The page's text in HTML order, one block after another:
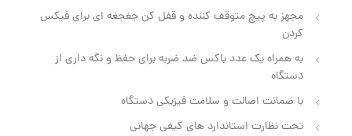
مجهز به پیچ متوقف کننده و قفل کن جغجغه ای برای فیکس
کردن
به همراه یک عدد باکس ضد ضربه برای حفظ و نگه داری از
دستگاه
با ضمانت اصالت و سلامت فیزیکی دستگاه
تحت نظارت استاندارد های کیفی جهانی